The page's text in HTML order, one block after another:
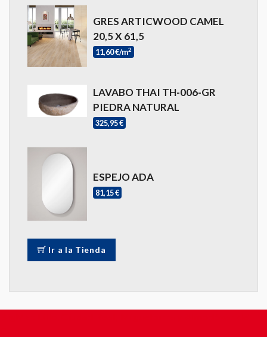
GRES ARTICWOOD CAMEL
20,5 X 61,5
11,60 €/m2
LAVABO THAI TH-006-GR
PIEDRA NATURAL
325,95 €
ESPEJO ADA
81,15 €
Ir a la Tienda